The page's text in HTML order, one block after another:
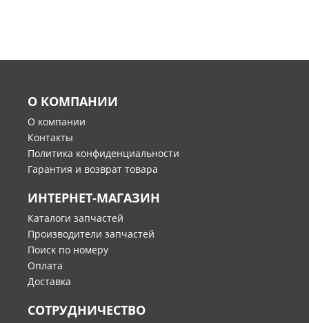
О КОМПАНИИ
О компании
Контакты
Политика конфиденциальности
Гарантия и возврат товара
ИНТЕРНЕТ-МАГАЗИН
Каталоги запчастей
Производители запчастей
Поиск по номеру
Оплата
Доставка
СОТРУДНИЧЕСТВО